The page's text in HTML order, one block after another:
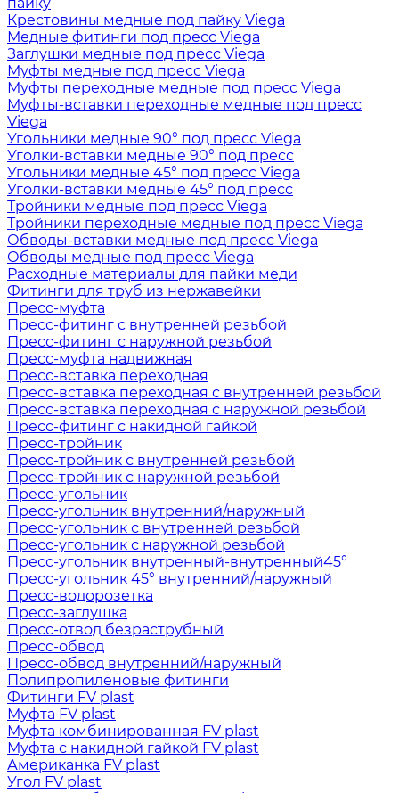
Крестовины медные под пайку Viega
Медные фитинги под пресс Viega
Заглушки медные под пресс Viega
Муфты медные под пресс Viega
Муфты переходные медные под пресс Viega
Муфты-вставки переходные медные под пресс
Viega
Угольники медные 90° под пресс Viega
Уголки-вставки медные 90° под пресс
Угольники медные 45° под пресс Viega
Уголки-вставки медные 45° под пресс
Тройники медные под пресс Viega
Тройники переходные медные под пресс Viega
Обводы-вставки медные под пресс Viega
Обводы медные под пресс Viega
Расходные материалы для пайки меди
Фитинги для труб из нержавейки
Пресс-муфта
Пресс-фитинг с внутренней резьбой
Пресс-фитинг с наружной резьбой
Пресс-муфта надвижная
Пресс-вставка переходная
Пресс-вставка переходная с внутренней резьбой
Пресс-вставка переходная с наружной резьбой
Пресс-фитинг с накидной гайкой
Пресс-тройник
Пресс-тройник с внутренней резьбой
Пресс-тройник с наружной резьбой
Пресс-угольник
Пресс-угольник внутренний/наружный
Пресс-угольник с внутренней резьбой
Пресс-угольник с наружной резьбой
Пресс-угольник внутренный-внутренный45°
Пресс-угольник 45° внутренний/наружный
Пресс-водорозетка
Пресс-заглушка
Пресс-отвод безраструбный
Пресс-обвод
Пресс-обвод внутренний/наружный
Полипропиленовые фитинги
Фитинги FV plast
Муфта FV plast
Муфта комбинированная FV plast
Муфта с накидной гайкой FV plast
Американка FV plast
Угол FV plast